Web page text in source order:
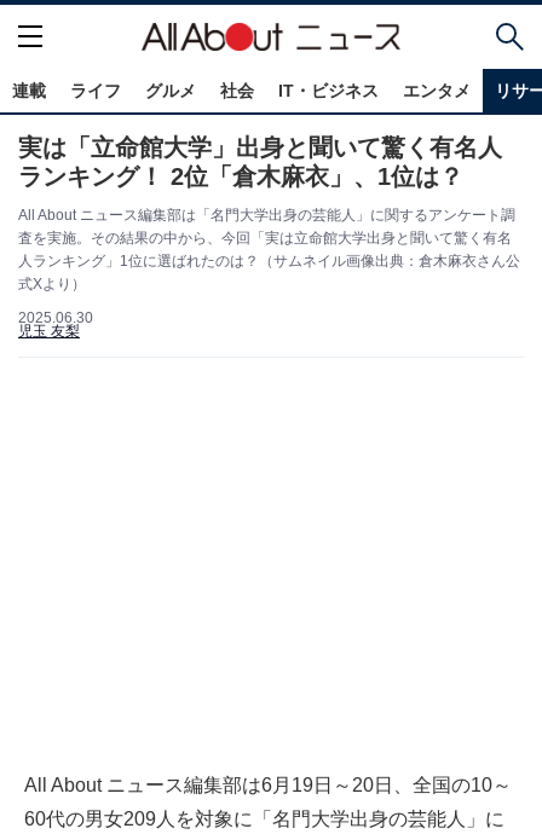
連載 ライフ グルメ 社会 IT・ビジネス エンタメ リサ
実は「立命館大学」出身と聞いて驚く有名人
ランキング！ 2位「倉木麻衣」、1位は？
All About ニュース編集部は「名門大学出身の芸能人」に関するアンケート調
査を実施。その結果の中から、今回「実は立命館大学出身と聞いて驚く有名
人ランキング」1位に選ばれたのは？（サムネイル画像出典：倉木麻衣さん公
式Xより）
2025.06.30
児玉 友梨
All About ニュース編集部は6月19日～20日、全国の10～
60代の男女209人を対象に「名門大学出身の芸能人」に